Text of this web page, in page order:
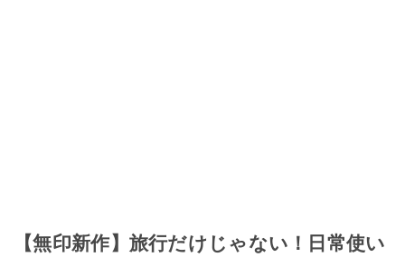
【無印新作】旅行だけじゃない！日常使い